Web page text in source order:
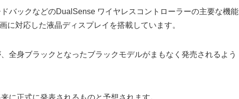
バックなどのDualSense ワイヤレスコントローラーの主要な機能
に対応した液晶ディスプレイを搭載しています。
全身ブラックとなったブラックモデルがまもなく発売されるよう